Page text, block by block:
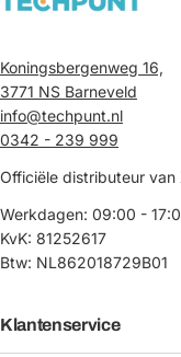
Koningsbergenweg 16,
3771 NS Barneveld
info@techpunt.nl
0342 - 239 999
Officiële distributeur van
Werkdagen: 09:00 -
KvK: 81252617
Btw: NL862018729B01
Klantenservice